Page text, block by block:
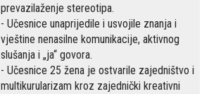
prevazilaženje stereotipa.
- Učesnice unaprijedile i usvojile znanja i
vještine nenasilne komunikacije, aktivnog
slušanja i „ja“ govora.
- Učesnice 25 žena je ostvarile zajedništvo i
multikurularizam kroz zajednički kreativni